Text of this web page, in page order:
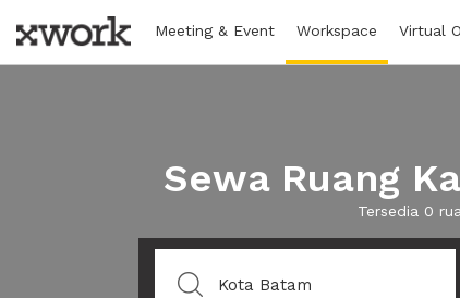
Meeting & Event Workspace Virtual
Sewa Ruang
Tersedia 0